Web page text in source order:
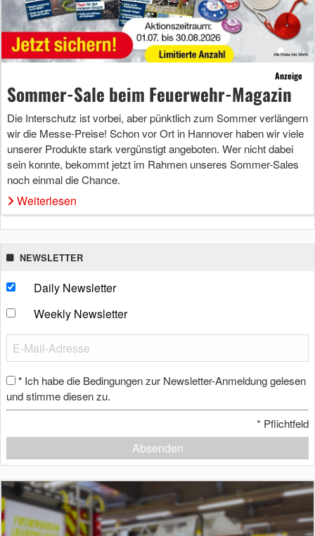
Anzeige
Sommer-Sale beim Feuerwehr-Magazin
Die Interschutz ist vorbei, aber pünktlich zum Sommer verlängern
wir die Messe-Preise! Schon vor Ort in Hannover haben wir viele
unserer Produkte stark vergünstigt angeboten. Wer nicht dabei
sein konnte, bekommt jetzt im Rahmen unseres Sommer-Sales
noch einmal die Chance.
Weiterlesen
NEWSLETTER
Daily Newsletter
Weekly Newsletter
* Ich habe die Bedingungen zur Newsletter-Anmeldung gelesen
und stimme diesen zu.
* Pflichtfeld
Absenden